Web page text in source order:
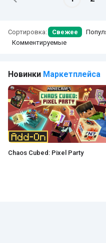
Сортировка: Свежее
Комментируемые
Новинки Маркетплейса
Chaos Cubed: Pixel Party